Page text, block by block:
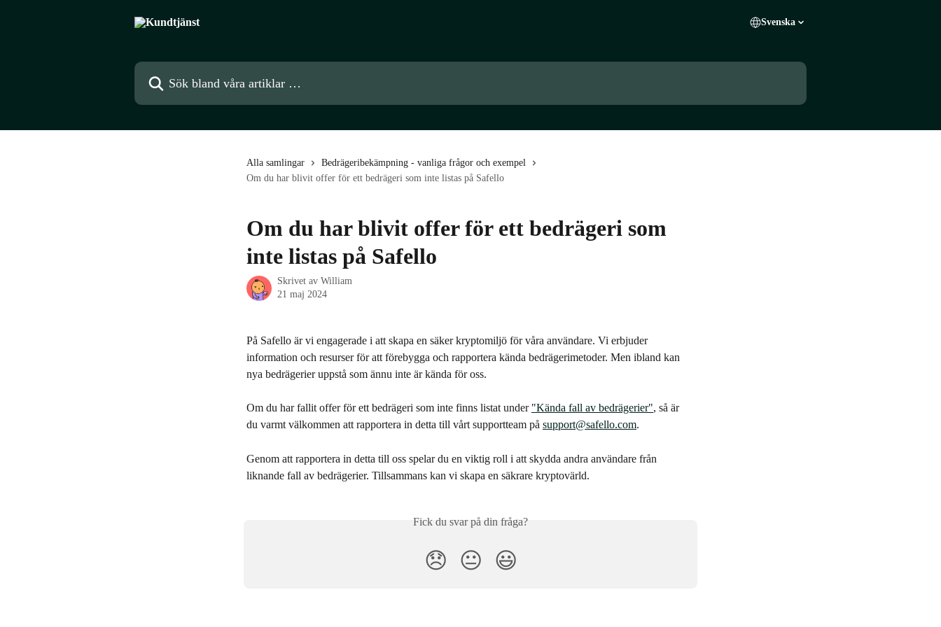
Svenska
Sök bland våra artiklar …
Alla samlingar
Bedrägeribekämpning - vanliga frågor och exempel
Om du har blivit offer för ett bedrägeri som inte listas på Safello
Om du har blivit offer för ett bedrägeri som
inte listas på Safello
Skrivet av William
21 maj 2024
På Safello är vi engagerade i att skapa en säker kryptomiljö för våra användare. Vi erbjuder
information och resurser för att förebygga och rapportera kända bedrägerimetoder. Men ibland kan
nya bedrägerier uppstå som ännu inte är kända för oss.
Om du har fallit offer för ett bedrägeri som inte finns listat under "Kända fall av bedrägerier", så är
du varmt välkommen att rapportera in detta till vårt supportteam på support@safello.com.
Genom att rapportera in detta till oss spelar du en viktig roll i att skydda andra användare från
liknande fall av bedrägerier. Tillsammans kan vi skapa en säkrare kryptovärld.
Fick du svar på din fråga?
😞 😐 😃